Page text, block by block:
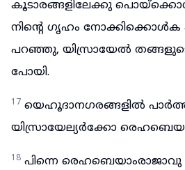
കൂടാരങ്ങളിലേക്കു
നിന്റെ ഗൃഹം
പറഞ്ഞു, യിസ്രായേൽ
പോയി.
17 യെഹൂദാനഗരങ്ങളിൽ
യിസ്രായേല്യർക്കോ
18 പിന്നെ